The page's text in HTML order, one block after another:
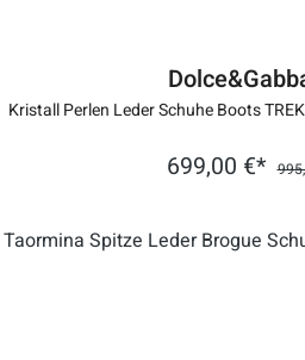
Kristall Perlen Leder Schuhe Boots
699,00 €*